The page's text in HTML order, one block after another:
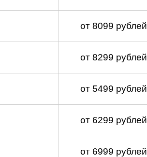
от 8099 рублей
от 8299 рублей
от 5499 рублей
от 6299 рублей
от 6999 рублей